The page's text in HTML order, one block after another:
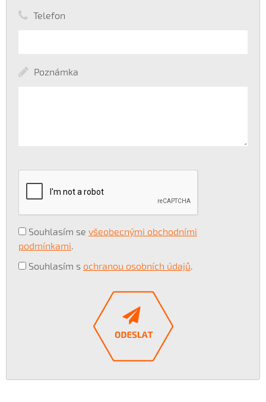
Telefon
Poznámka
Souhlasím se všeobecnými obchodními
podmínkami.
Souhlasím s ochranou osobních údajů.